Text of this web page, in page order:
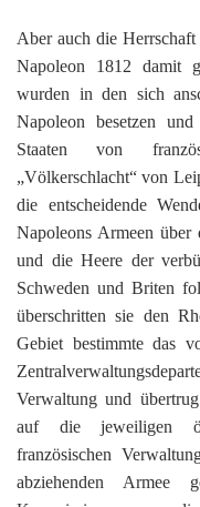
Aber auch die
Napoleon 1812 damit
wurden in den sich
Napoleon besetzen
Staaten von
„Völkerschlacht“ von
die entscheidende
Napoleons Armeen
und die Heere der
Schweden und Briten
überschritten sie den
Gebiet bestimmte das
Verwaltung und
auf die jeweiligen
französischen
abziehenden Armee